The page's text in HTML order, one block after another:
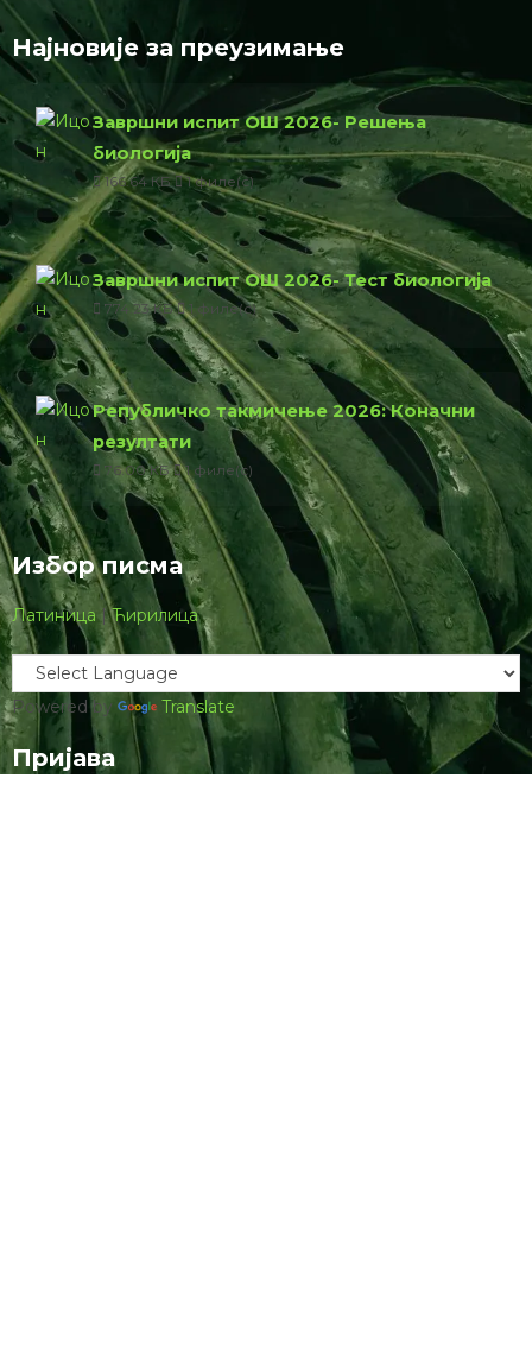
Најновије за преузимање
Завршни испит ОШ 2026- Решења
биологија
166.64 КБ 1 филе(с)
Завршни испит ОШ 2026- Тест биологија
774.23 КБ 1 филе(с)
Републичко такмичење 2026: Коначни
резултати
76.00 КБ 1 филе(с)
Избор писма
Латиница |Ћирилица
Powered by Translate
Пријава